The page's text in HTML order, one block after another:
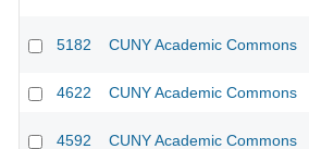
5182 CUNY Academic Commons
4622 CUNY Academic Commons
4592 CUNY Academic Commons